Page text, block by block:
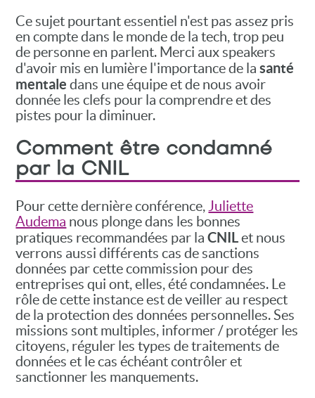
Ce sujet pourtant essentiel n'est pas assez pris
en compte dans le monde de la tech, trop peu
de personne en parlent. Merci aux speakers
d'avoir mis en lumière l'importance de lasanté
mentale dans une équipe et de nous avoir
donnée les clefs pour la comprendre et des
pistes pour la diminuer.
Comment être condamné
par la CNIL
Pour cette dernière conférence, Juliette
Audema nous plonge dans les bonnes
pratiques recommandées par laCNILet nous
verrons aussi différents cas de sanctions
données par cette commission pour des
entreprises qui ont, elles, été condamnées. Le
rôle de cette instance est de veiller au respect
de la protection des données personnelles. Ses
missions sont multiples, informer / protéger les
citoyens, réguler les types de traitements de
données et le cas échéant contrôler et
sanctionner les manquements.